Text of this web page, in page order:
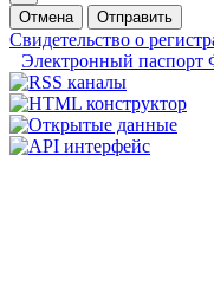
Отмена
Отправить
Свидетельство о
Электронный